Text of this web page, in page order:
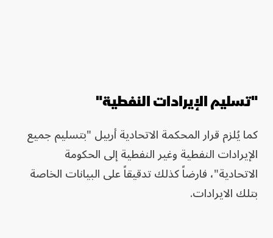
"تسليم الإيرادات النفطية"
كما يُلزم قرار المحكمة الاتحادية أربيل "بتسليم جميع
الإيرادات النفطية وغير النفطية إلى الحكومة
الاتحادية"، فارضاً كذلك تدقيقاً على البيانات الخاصة
بتلك الايرادات.